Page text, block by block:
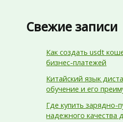
Свежие записи
Как создать usdt
бизнес-платежей
Китайский язык
обучение и его
Где купить зарядно-
надежного качества